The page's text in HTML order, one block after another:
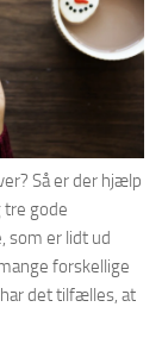
Så er der hjælp
gode
som er lidt ud
forskellige
det tilfælles, at